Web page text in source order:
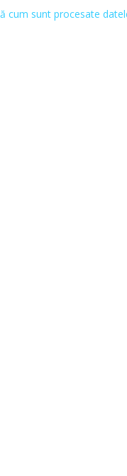
cum sunt procesate